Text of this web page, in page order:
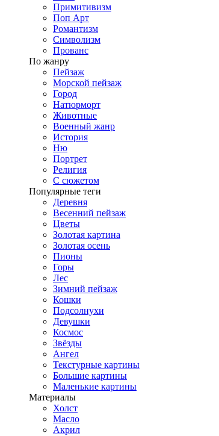
Примитивизм
Поп Арт
Романтизм
Символизм
Прованс
По жанру
Пейзаж
Морской пейзаж
Город
Натюрморт
Животные
Военный жанр
История
Ню
Портрет
Религия
С сюжетом
Популярные теги
Деревня
Весенний пейзаж
Цветы
Золотая картина
Золотая осень
Пионы
Горы
Лес
Зимний пейзаж
Кошки
Подсолнухи
Девушки
Космос
Звёзды
Ангел
Текстурные картины
Большие картины
Маленькие картины
Материалы
Холст
Масло
Акрил